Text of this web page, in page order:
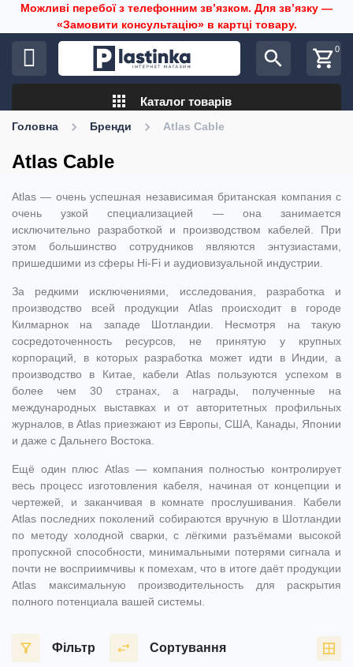
Можливі перебої з телефонним звʼязком. Для звʼязку —
«Замовити консультацію» в картці товару.
search shopping_cart0
apps Каталог товарів
Головна Бренди Atlas Cable
Atlas Cable
Atlas — очень успешная независимая британская компания с
очень узкой специализацией — она занимается
исключительно разработкой и производством кабелей. При
этом большинство сотрудников являются энтузиастами,
пришедшими из сферы Hi-Fi и аудиовизуальной индустрии.
За редкими исключениями, исследования, разработка и
производство всей продукции Atlas происходит в городе
Килмарнок на западе Шотландии. Несмотря на такую
сосредоточенность ресурсов, не принятую у крупных
корпораций, в которых разработка может идти в Индии, а
производство в Китае, кабели Atlas пользуются успехом в
более чем 30 странах, а награды, полученные на
международных выставках и от авторитетных профильных
журналов, в Atlas приезжают из Европы, США, Канады, Японии
и даже с Дальнего Востока.
Ещё один плюс Atlas — компания полностью контролирует
весь процесс изготовления кабеля, начиная от концепции и
чертежей, и заканчивая в комнате прослушивания. Кабели
Atlas последних поколений собираются вручную в Шотландии
по методу холодной сварки, с лёгкими разъёмами высокой
пропускной способности, минимальными потерями сигнала и
почти не восприимчивы к помехам, что в итоге даёт продукции
Atlas максимальную производительность для раскрытия
полного потенциала вашей системы.
Фільтр Сортування